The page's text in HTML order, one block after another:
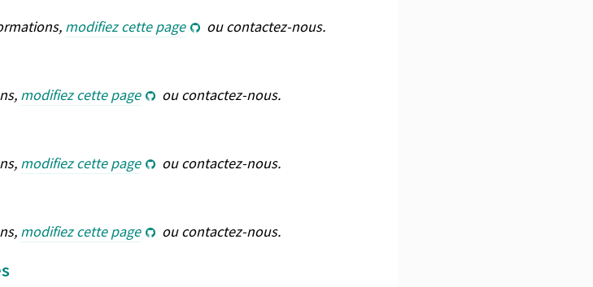
modifiez cette page ou contactez-nous.
modifiez cette page ou contactez-nous.
modifiez cette page ou contactez-nous.
modifiez cette page ou contactez-nous.